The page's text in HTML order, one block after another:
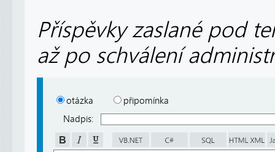
Příspěvky zaslané pod
až po schválení
otázka
připomínka
Nadpis: